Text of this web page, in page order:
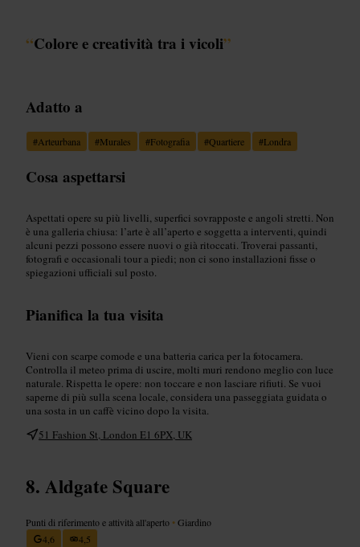
“Colore e creatività tra i vicoli”
Adatto a
#Arteurbana #Murales #Fotografia #Quartiere #Londra
Cosa aspettarsi
Aspettati opere su più livelli, superfici sovrapposte e angoli stretti. Non
è una galleria chiusa: l’arte è all’aperto e soggetta a interventi, quindi
alcuni pezzi possono essere nuovi o già ritoccati. Troverai passanti,
fotografi e occasionali tour a piedi; non ci sono installazioni fisse o
spiegazioni ufficiali sul posto.
Pianifica la tua visita
Vieni con scarpe comode e una batteria carica per la fotocamera.
Controlla il meteo prima di uscire, molti muri rendono meglio con luce
naturale. Rispetta le opere: non toccare e non lasciare rifiuti. Se vuoi
saperne di più sulla scena locale, considera una passeggiata guidata o
una sosta in un caffè vicino dopo la visita.
51 Fashion St, London E1 6PX, UK
Aldgate Square
Punti di riferimento e attività all'aperto •Giardino
4,6
4,5